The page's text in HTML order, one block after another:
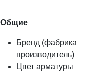
Общие
Бренд (фабрика
производитель)
Цвет арматуры